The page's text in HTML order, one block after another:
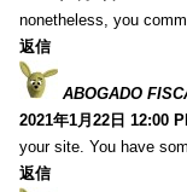
nonetheless, you
返信
ABOGADO
2021年1月22日 12:00
your site. You have
返信